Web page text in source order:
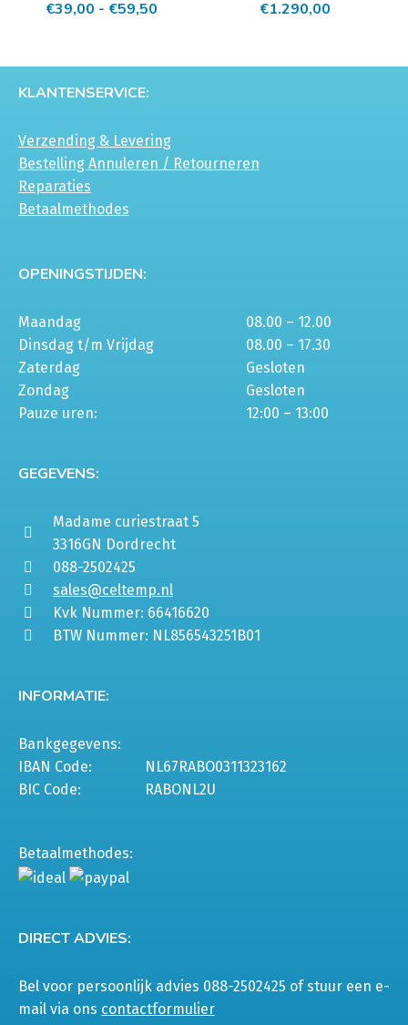
variaties.
gekozen
op
de
productpagina
€39,00 - €59,50Prijsklasse:
€1.290,00
KLANTENSERVICE:
Verzending & Levering
Bestelling Annuleren / Retourneren
Reparaties
Betaalmethodes
OPENINGSTIJDEN:
Maandag
08.00 – 12.00
Dinsdag t/m Vrijdag
08.00 – 17.30
Zaterdag
Gesloten
Zondag
Gesloten
Pauze uren:
12:00 – 13:00
GEGEVENS:
Madame curiestraat 5
3316GN Dordrecht
088-2502425
sales@celtemp.nl
Kvk Nummer: 66416620
BTW Nummer: NL856543251B01
INFORMATIE:
Bankgegevens:
IBAN Code:
NL67RABO0311323162
BIC Code:
RABONL2U
Betaalmethodes:
DIRECT ADVIES:
Bel voor persoonlijk advies 088-2502425 of stuur een e-
mail via ons contactformulier